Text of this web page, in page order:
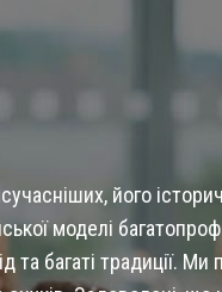
його
моделі
та багаті традиції.